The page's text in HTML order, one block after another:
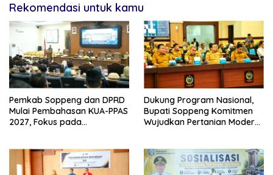
Rekomendasi untuk kamu
Pemkab Soppeng dan DPRD
Mulai Pembahasan KUA-PPAS
2027, Fokus pada
Dukung Program Nasional,
Bupati Soppeng Komitmen
Wujudkan Pertanian Modern